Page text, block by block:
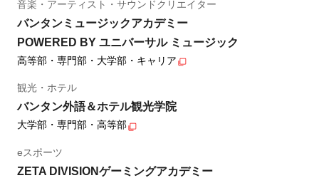
音楽・アーティスト・サウンドクリエイター
バンタンミュージックアカデミー
POWERED BY ユニバーサル ミュージック
高等部・専門部・大学部・キャリア
観光・ホテル
バンタン外語＆ホテル観光学院
大学部・専門部・高等部
eスポーツ
ZETA DIVISIONゲーミングアカデミー